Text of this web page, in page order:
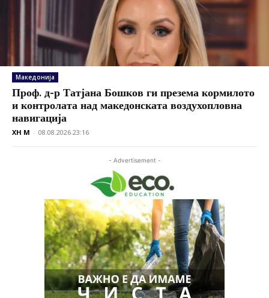
Македонија
Проф. д-р Татјана Бошков ги презема кормилото
и контролата над македонската воздухопловна
навигација
XH M - 08.08.2026 23:16
- Advertisement -